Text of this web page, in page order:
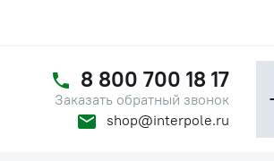
8 800 700 18 17
Заказать обратный звонок
shop@interpole.ru